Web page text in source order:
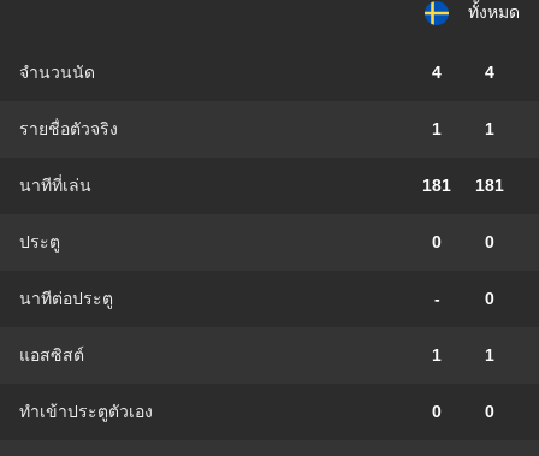
ทั้งหมด
จำนวนนัด 4 4
รายชื่อตัวจริง 1 1
นาทีที่เล่น 181 181
ประตู 0 0
นาทีต่อประตู - 0
แอสซิสต์ 1 1
ทําเข้าประตูตัวเอง 0 0